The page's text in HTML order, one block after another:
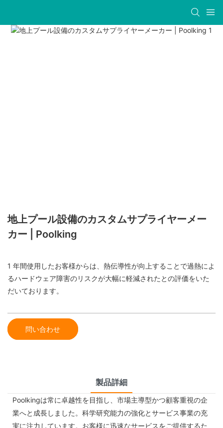
地上プール設備のカスタムサプライヤーメー
カー | Poolking
1 年間使用したお客様からは、熱伝導性が向上することで過熱によ
るハードウェア障害のリスクが大幅に軽減されたとの評価をいた
だいております。
問い合わせ
製品詳細
Poolkingは常に卓越性を目指し、市場主導型かつ顧客重視の企
業へと成長しました。科学研究​​能力の強化とサービス事業の充
実に注力しています。お客様に迅速なサービスをご提供するた